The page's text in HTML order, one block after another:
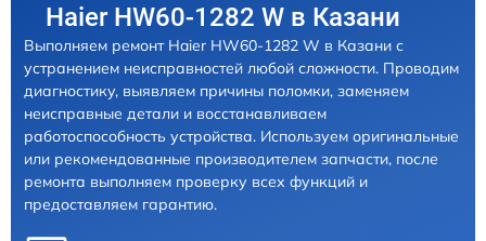
Haier HW60-1282 W в Казани
Выполняем ремонт Haier HW60-1282 W в Казани с
устранением неисправностей любой сложности. Проводим
диагностику, выявляем причины поломки, заменяем
неисправные детали и восстанавливаем
работоспособность устройства. Используем оригинальные
или рекомендованные производителем запчасти, после
ремонта выполняем проверку всех функций и
предоставляем гарантию.